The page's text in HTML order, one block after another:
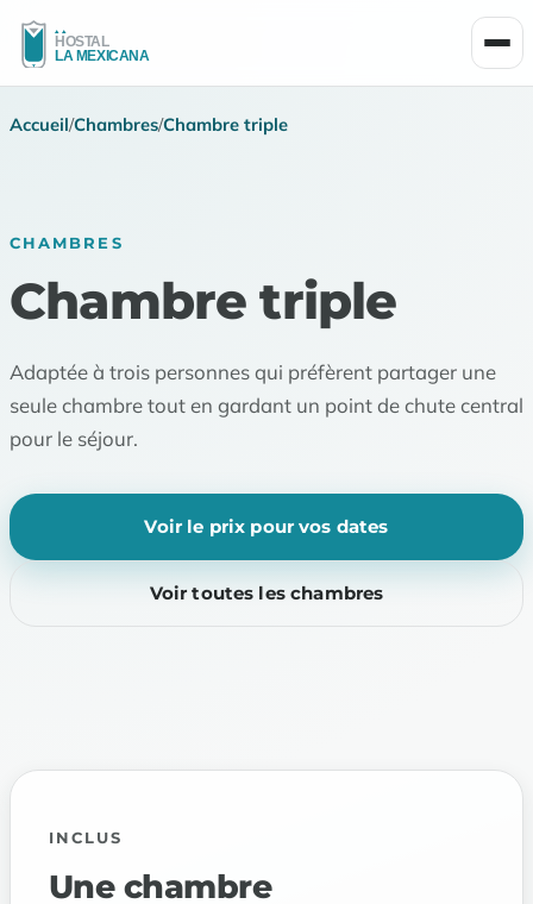
Accueil/Chambres/Chambre triple
CHAMBRES
Chambre triple
Adaptée à trois personnes qui préfèrent partager une
seule chambre tout en gardant un point de chute central
pour le séjour.
Voir le prix pour vos dates
Voir toutes les chambres
INCLUS
Une chambre